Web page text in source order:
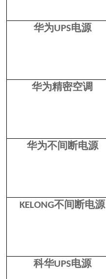
华为UPS电源
华为精密空调
华为不间断电源
KELONG不间断电源
科华UPS电源